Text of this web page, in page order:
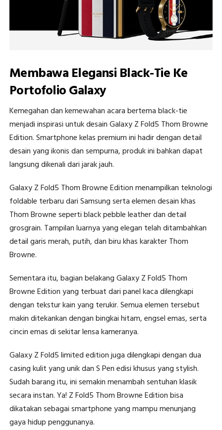
Membawa Elegansi Black-Tie Ke
Portofolio Galaxy
Kemegahan dan kemewahan acara bertema black-tie
menjadi inspirasi untuk desain Galaxy Z Fold5 Thom Browne
Edition. Smartphone kelas premium ini hadir dengan detail
desain yang ikonis dan sempurna, produk ini bahkan dapat
langsung dikenali dari jarak jauh.
Galaxy Z Fold5 Thom Browne Edition menampilkan teknologi
foldable terbaru dari Samsung serta elemen desain khas
Thom Browne seperti black pebble leather dan detail
grosgrain. Tampilan luarnya yang elegan telah ditambahkan
detail garis merah, putih, dan biru khas karakter Thom
Browne.
Sementara itu, bagian belakang Galaxy Z Fold5 Thom
Browne Edition yang terbuat dari panel kaca dilengkapi
dengan tekstur kain yang terukir. Semua elemen tersebut
makin ditekankan dengan bingkai hitam, engsel emas, serta
cincin emas di sekitar lensa kameranya.
Galaxy Z Fold5 limited edition juga dilengkapi dengan dua
casing kulit yang unik dan S Pen edisi khusus yang stylish.
Sudah barang itu, ini semakin menambah sentuhan klasik
secara instan. Ya! Z Fold5 Thom Browne Edition bisa
dikatakan sebagai smartphone yang mampu menunjang
gaya hidup penggunanya.